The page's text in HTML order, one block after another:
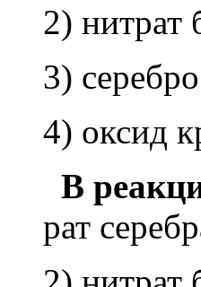
2) нит­рат
3) се­реб­ро
4) оксид
В
рат